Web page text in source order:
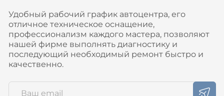
Удобный рабочий график автоцентра, его
отличное техническое оснащение,
профессионализм каждого мастера, позволяют
нашей фирме выполнять диагностику и
последующий необходимый ремонт быстро и
качественно.